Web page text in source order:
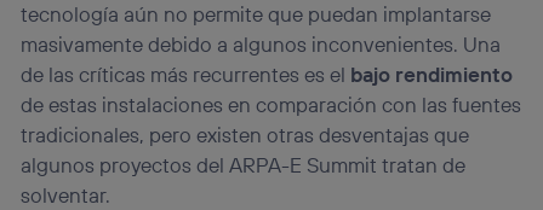
tecnología aún no permite que puedan implantarse
masivamente debido a algunos inconvenientes. Una
de las críticas más recurrentes es el bajo rendimiento
de estas instalaciones en comparación con las fuentes
tradicionales, pero existen otras desventajas que
algunos proyectos del ARPA-E Summit tratan de
solventar.
Este identificador se asigna a la conexión de internet, por
lo que cualquier persona que conecte su dispositivo y
consienta el uso de la tecnología recibirá el mismo
identificador. Típicamente:
Si utilizas unaconexión de banda ancha(p. ej., Wi-Fi),
el marketing o análisis se realizará en función de las
actividades de navegación de los miembros del hogar
que hayan dado su consentimiento.